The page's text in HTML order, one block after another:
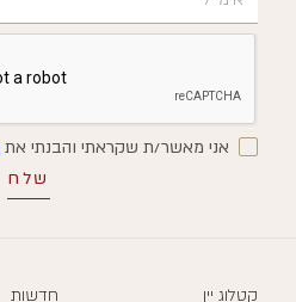
אני מאשר/ת שקראתי והבנתי את
קטלוג יין חדשות